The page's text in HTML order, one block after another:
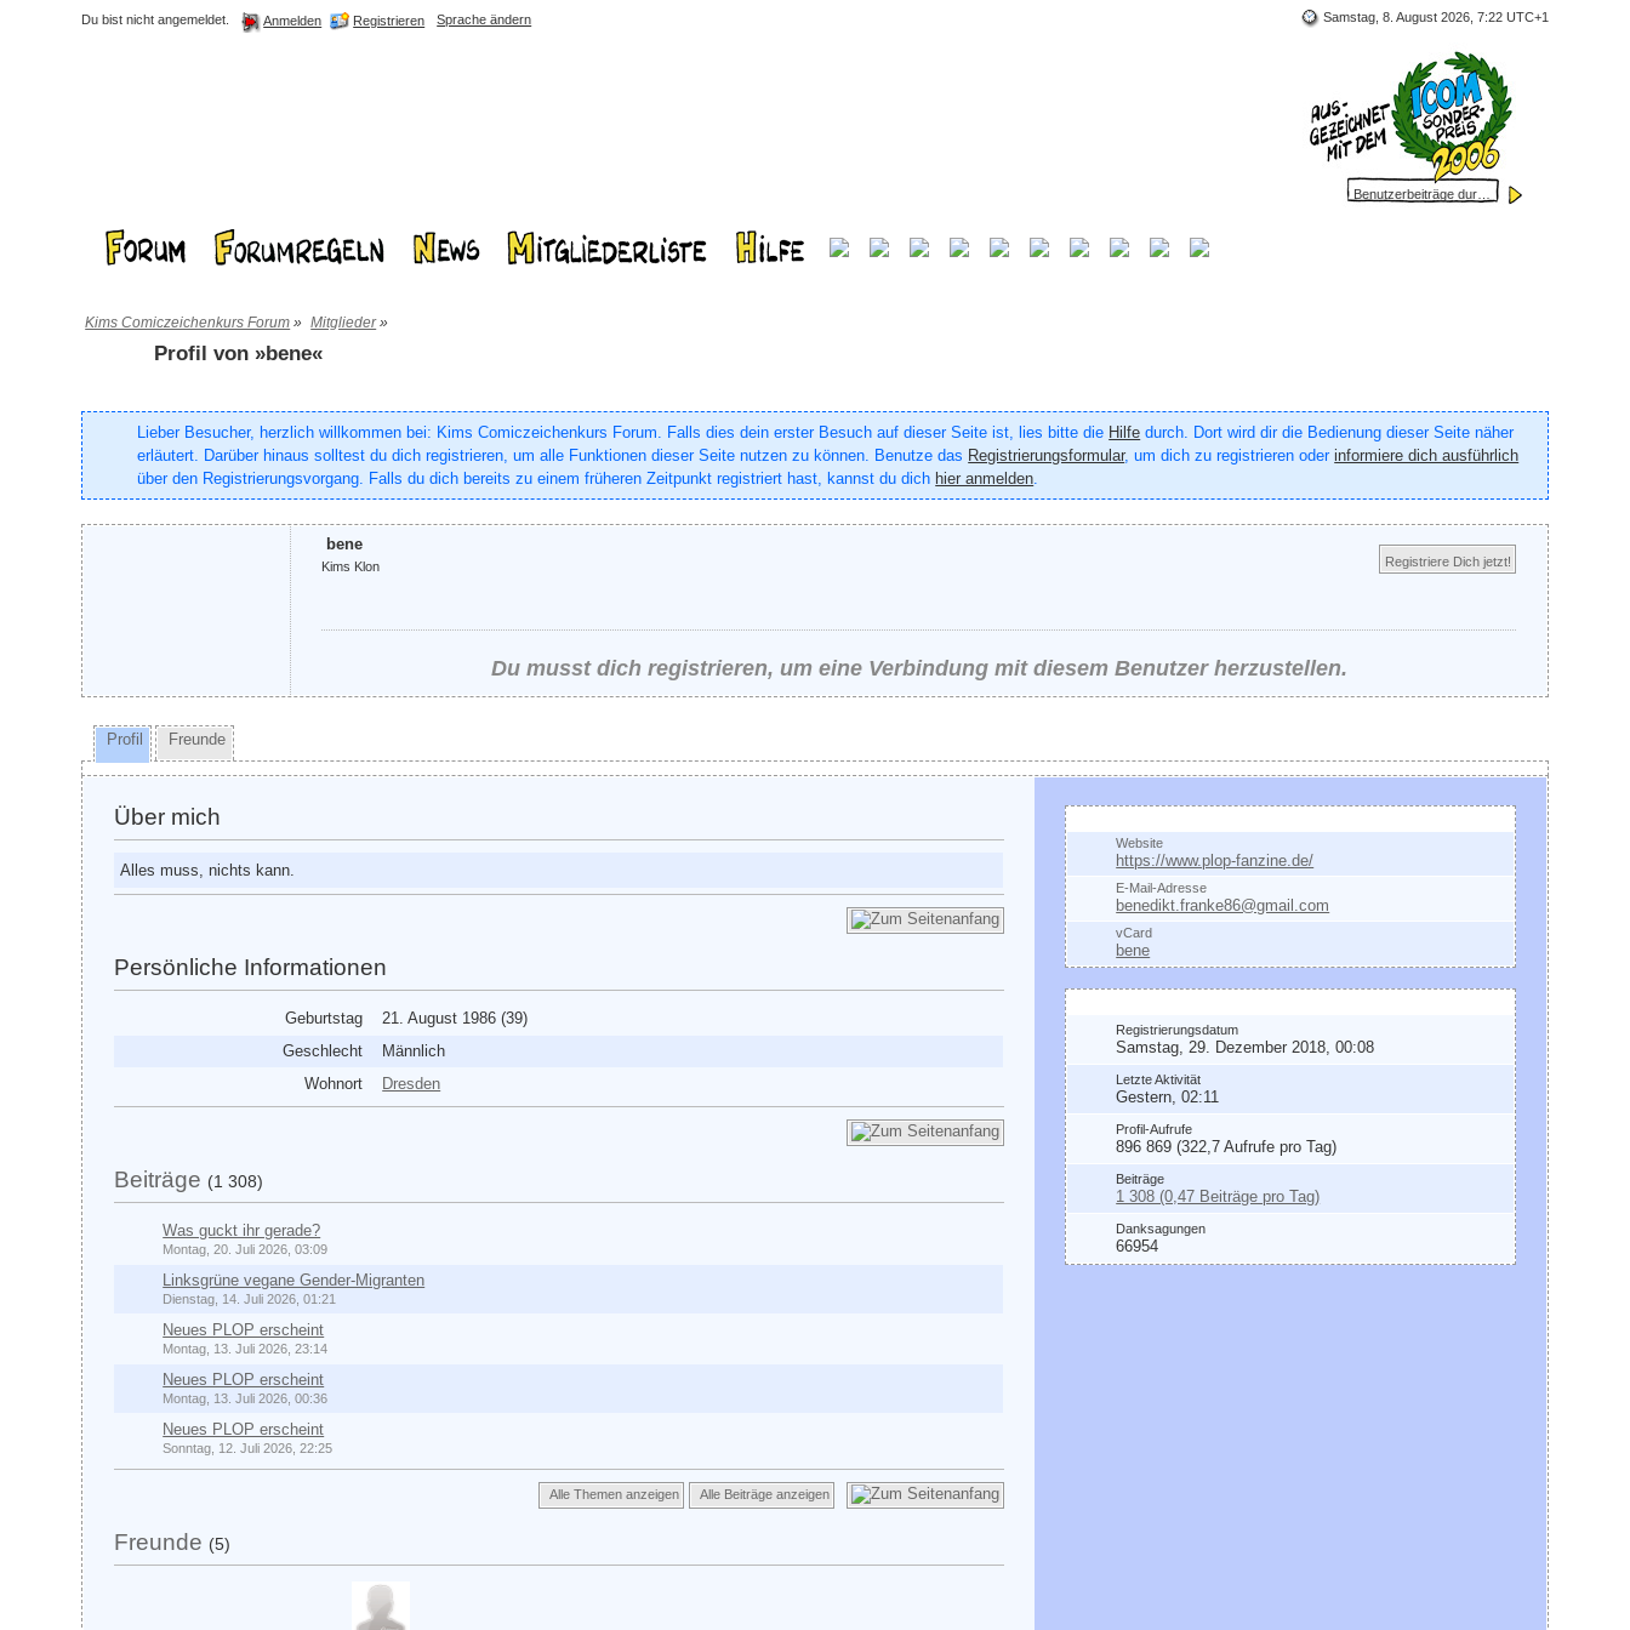
Samstag, 8. August 2026, 7:22 UTC+1
Du bist nicht angemeldet. Anmelden Registrieren Sprache ändern
Kims Comiczeichenkurs Forum » Mitglieder»
Profil von »bene«
Lieber Besucher, herzlich willkommen bei: Kims Comiczeichenkurs Forum. Falls dies dein erster Besuch auf dieser Seite ist, lies bitte die Hilfe durch. Dort wird dir die Bedienung dieser Seite näher
erläutert. Darüber hinaus solltest du dich registrieren, um alle Funktionen dieser Seite nutzen zu können. Benutze das Registrierungsformular, um dich zu registrieren oderinformiere dich ausführlich
über den Registrierungsvorgang. Falls du dich bereits zu einem früheren Zeitpunkt registriert hast, kannst du dich hier anmelden.
bene
Kims Klon Registriere Dich jetzt!
Du musst dich registrieren, um eine Verbindung mit diesem Benutzer herzustellen.
Profil Freunde
Über mich
Alles muss, nichts kann.
Persönliche Informationen
Geburtstag
21. August 1986 (39)
Geschlecht
Männlich
Wohnort
Dresden
Beiträge (1 308)
Was guckt ihr gerade?
Montag, 20. Juli 2026, 03:09
Linksgrüne vegane Gender-Migranten
Dienstag, 14. Juli 2026, 01:21
Neues PLOP erscheint
Montag, 13. Juli 2026, 23:14
Neues PLOP erscheint
Montag, 13. Juli 2026, 00:36
Neues PLOP erscheint
Sonntag, 12. Juli 2026, 22:25
Alle Beiträge anzeigen
Alle Themen anzeigen
Freunde (5)
Website
https://www.plop-fanzine.de/
E-Mail-Adresse
benedikt.franke86@gmail.com
vCard
bene
Registrierungsdatum
Samstag, 29. Dezember 2018, 00:08
Letzte Aktivität
Gestern, 02:11
Profil-Aufrufe
896 869 (322,7 Aufrufe pro Tag)
Beiträge
1 308 (0,47 Beiträge pro Tag)
Danksagungen
66954